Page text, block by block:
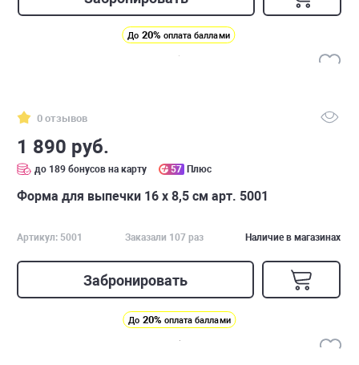
До 20% оплата баллами
0 отзывов
1 890 руб.
до 189 бонусов на карту 57 Плюс
Форма для выпечки 16 х 8,5 см арт. 5001
Артикул: 5001 Заказали 107 раз Наличие в магазинах
Забронировать
До 20% оплата баллами